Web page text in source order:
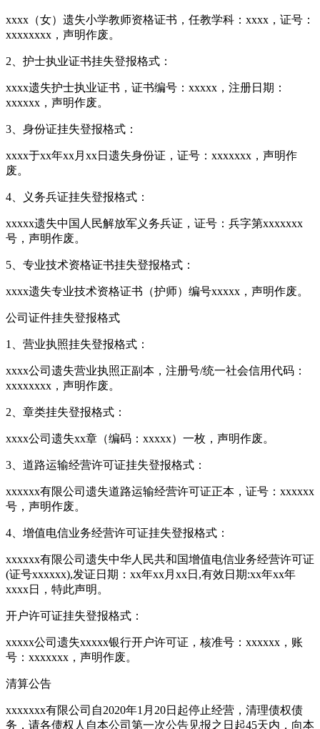
xxxx（女）遗失小学教师资格证书，任教学科：xxxx，证号：
xxxxxxxx，声明作废。
2、护士执业证书挂失登报格式：
xxxx遗失护士执业证书，证书编号：xxxxx，注册日期：
xxxxxx，声明作废。
3、身份证挂失登报格式：
xxxx于xx年xx月xx日遗失身份证，证号：xxxxxxx，声明作
废。
4、义务兵证挂失登报格式：
xxxxx遗失中国人民解放军义务兵证，证号：兵字第xxxxxxx
号，声明作废。
5、专业技术资格证书挂失登报格式：
xxxx遗失专业技术资格证书（护师）编号xxxxx，声明作废。
公司证件挂失登报格式
1、营业执照挂失登报格式：
xxxx公司遗失营业执照正副本，注册号/统一社会信用代码：
xxxxxxxx，声明作废。
2、章类挂失登报格式：
xxxx公司遗失xx章（编码：xxxxx）一枚，声明作废。
3、道路运输经营许可证挂失登报格式：
xxxxxx有限公司遗失道路运输经营许可证正本，证号：xxxxxx
号，声明作废。
4、增值电信业务经营许可证挂失登报格式：
xxxxxx有限公司遗失中华人民共和国增值电信业务经营许可证
(证号xxxxxx),发证日期：xx年xx月xx日,有效日期:xx年xx年
xxxx日，特此声明。
开户许可证挂失登报格式：
xxxxx公司遗失xxxxx银行开户许可证，核准号：xxxxxx，账
号：xxxxxxx，声明作废。
清算公告
xxxxxxx有限公司自2020年1月20日起停止经营，清理债权债
务，请各债权人自本公司第一次公告见报之日起45天内，向本